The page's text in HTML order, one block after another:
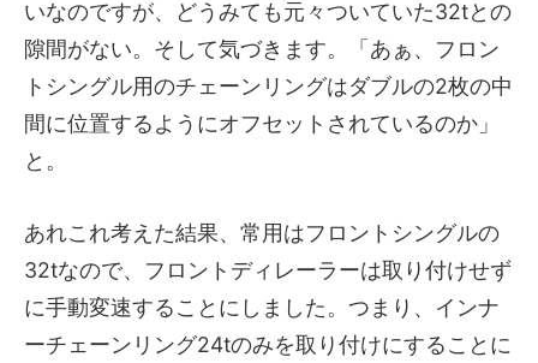
いなのですが、どうみても元々ついていた32tとの
隙間がない。そして気づきます。「あぁ、フロン
トシングル用のチェーンリングはダブルの2枚の中
間に位置するようにオフセットされているのか」
と。
あれこれ考えた結果、常用はフロントシングルの
32tなので、フロントディレーラーは取り付けせず
に手動変速することにしました。つまり、インナ
ーチェーンリング24tのみを取り付けにすることに